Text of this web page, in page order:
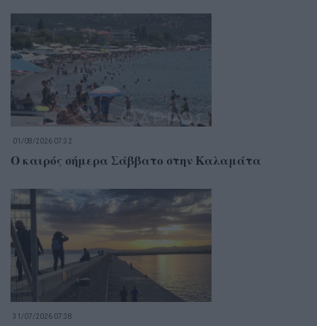
01/08/2026 07:32
Ο καιρός σήμερα Σάββατο στην Καλαμάτα
31/07/2026 07:38